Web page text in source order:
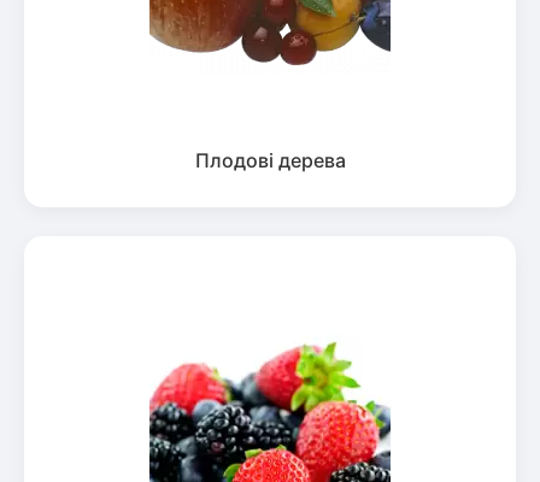
Плодові дерева